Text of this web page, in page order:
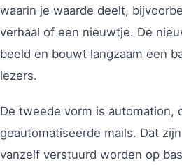
waarin je waarde deelt,
verhaal of een nieuwtje. De
beeld en bouwt langzaam een
lezers.
De tweede vorm is automation,
geautomatiseerde mails. Dat
vanzelf verstuurd worden op